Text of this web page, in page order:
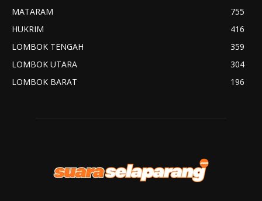
MATARAM
755
HUKRIM
416
LOMBOK TENGAH
359
LOMBOK UTARA
304
LOMBOK BARAT
196